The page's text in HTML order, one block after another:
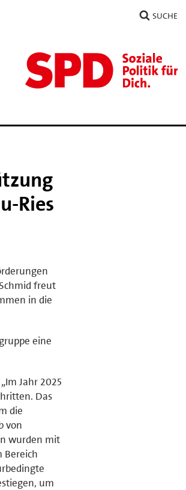
SUCHE
Ries
freut
in die
eine
Jahr 2025
Das
die
von
wurden mit
Bereich
um